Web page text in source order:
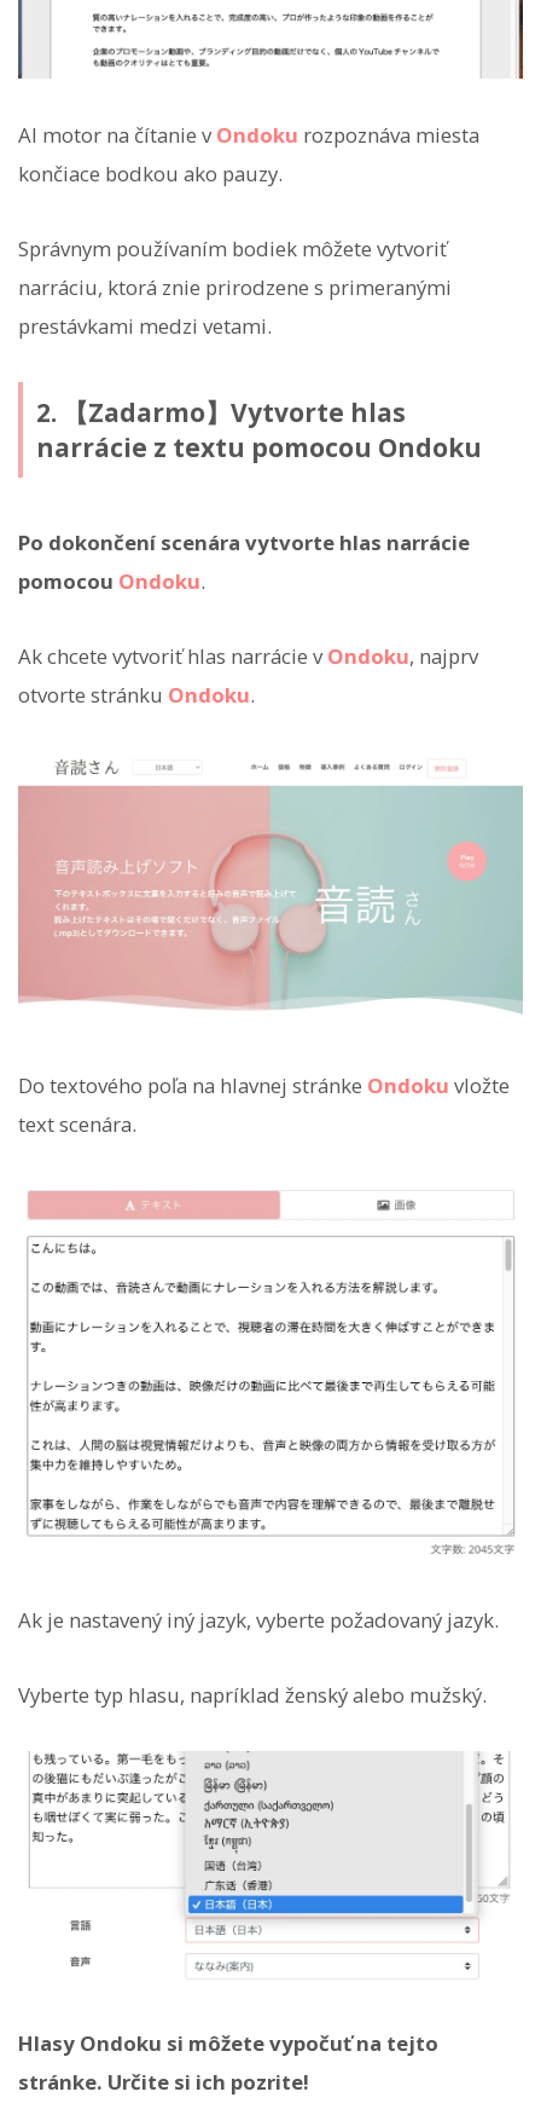
AI motor na čítanie vOndoku rozpoznáva miesta
končiace bodkou ako pauzy.
Správnym používaním bodiek môžete vytvoriť
narráciu, ktorá znie prirodzene s primeranými
prestávkami medzi vetami.
2. 【Zadarmo】Vytvorte hlas
narrácie z textu pomocou Ondoku
Po dokončení scenára vytvorte hlas narrácie
pomocou Ondoku.
Ak chcete vytvoriť hlas narrácie vOndoku, najprv
otvorte stránku Ondoku.
Do textového poľa na hlavnej stránke Ondoku vložte
text scenára.
Ak je nastavený iný jazyk, vyberte požadovaný jazyk.
Vyberte typ hlasu, napríklad ženský alebo mužský.
Hlasy Ondoku si môžete vypočuť na tejto
stránke. Určite si ich pozrite!